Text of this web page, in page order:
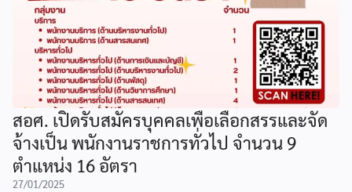
สอศ. เปิดรับสมัครบุคคลเพื่อเลือกสรรและจัด
จ้างเป็น พนักงานราชการทั่วไป จำนวน 9
ตำแหน่ง 16 อัตรา
27/01/2025